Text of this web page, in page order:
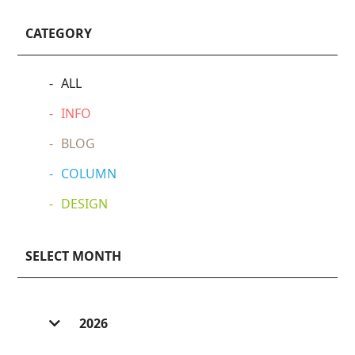
CATEGORY
ALL
INFO
BLOG
COLUMN
DESIGN
SELECT MONTH
2026